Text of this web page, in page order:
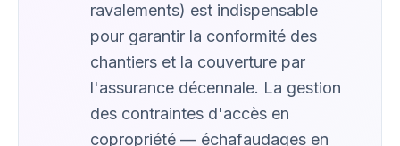
ravalements) est indispensable
pour garantir la conformité des
chantiers et la couverture par
l'assurance décennale. La gestion
des contraintes d'accès en
copropriété — échafaudages en